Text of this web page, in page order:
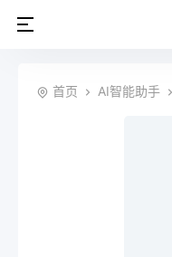
首页 AI智能助手